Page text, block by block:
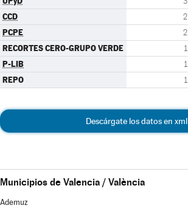
CCD 2
PCPE 2
RECORTES CERO-GRUPO VERDE 1
P-LIB 1
REPO 1
Descárgate los datos en xml
Municipios de Valencia / València
Ademuz